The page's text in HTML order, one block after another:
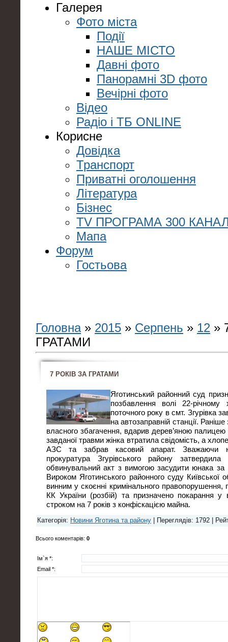
Галерея
Фото міста
Події
НАШЕ МІСТО
Давні фото
Панорамні 3D фото
Вечірні фото
Відео
Радіо і ТБ ONLINE
Корисне
Довідка
Транспорт
Приватні оголошення
Література
Бізнес
TV ПРОГРАМА 300
Мапа
Форум
Гостьова
Головна» 2015 » Серпень » 12 »
ГРАТАМИ
7 РОКІВ ЗА ГРАТАМИ
Яготинський районний суд
позбавлення волі 22-
поточного року в смт. Згурівка
на автозаправній станції.
власного збагачення, вдарив дерев’яною
завданої травми жінка втратила свідомість, а
АЗС та забрав касовий апарат. Зважаючи
прокуратура Згурівського району
обвинувальний акт з вимогою засудити юнака за
Вироком Яготинського районного суду Київської
винним у скоєнні кримінального правопорушення,
КК України (розбій) та призначено покарання у
строком на 7 років з конфіскацією майна.
Категорія: Новини Яготина та району Переглядів: 1792 |
Всього коментарів: 0
Ім`я *:
Email *: